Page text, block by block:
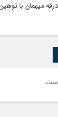
میهمان با